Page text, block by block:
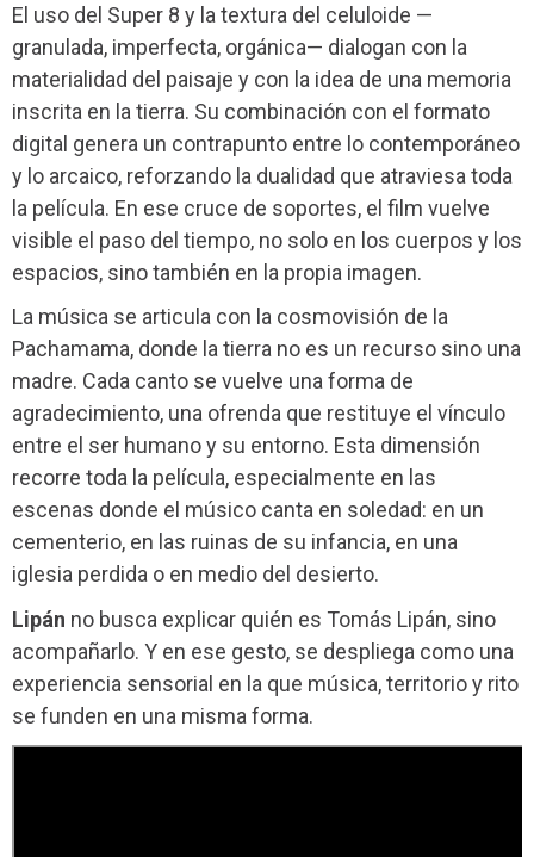
El uso del Super 8 y la textura del celuloide —
granulada, imperfecta, orgánica— dialogan con la
materialidad del paisaje y con la idea de una memoria
inscrita en la tierra. Su combinación con el formato
digital genera un contrapunto entre lo contemporáneo
y lo arcaico, reforzando la dualidad que atraviesa toda
la película. En ese cruce de soportes, el film vuelve
visible el paso del tiempo, no solo en los cuerpos y los
espacios, sino también en la propia imagen.
La música se articula con la cosmovisión de la
Pachamama, donde la tierra no es un recurso sino una
madre. Cada canto se vuelve una forma de
agradecimiento, una ofrenda que restituye el vínculo
entre el ser humano y su entorno. Esta dimensión
recorre toda la película, especialmente en las
escenas donde el músico canta en soledad: en un
cementerio, en las ruinas de su infancia, en una
iglesia perdida o en medio del desierto.
Lipán no busca explicar quién es Tomás Lipán, sino
acompañarlo. Y en ese gesto, se despliega como una
experiencia sensorial en la que música, territorio y rito
se funden en una misma forma.